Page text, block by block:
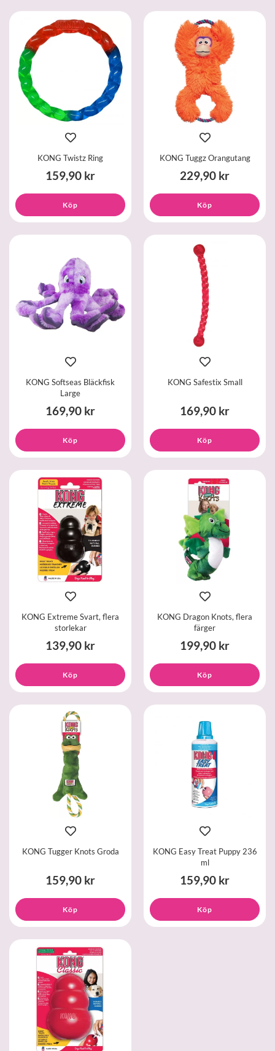
KONG Twistz Ring
159,90 kr
Köp
KONG Tuggz Orangutang
229,90 kr
Köp
KONG Softseas Bläckfisk
Large
169,90 kr
Köp
KONG Safestix Small
169,90 kr
Köp
KONG Extreme Svart, flera
storlekar
139,90 kr
Köp
KONG Dragon Knots, flera
färger
199,90 kr
Köp
KONG Tugger Knots Groda
159,90 kr
Köp
KONG Easy Treat Puppy 236
ml
159,90 kr
Köp